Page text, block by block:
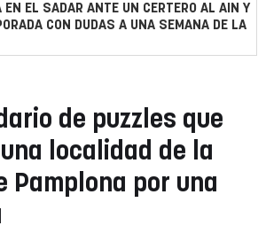
EN EL SADAR ANTE UN CERTERO AL AIN Y
CON DUDAS A UNA SEMANA DE LA
de puzzles que
localidad de la
Pamplona por una